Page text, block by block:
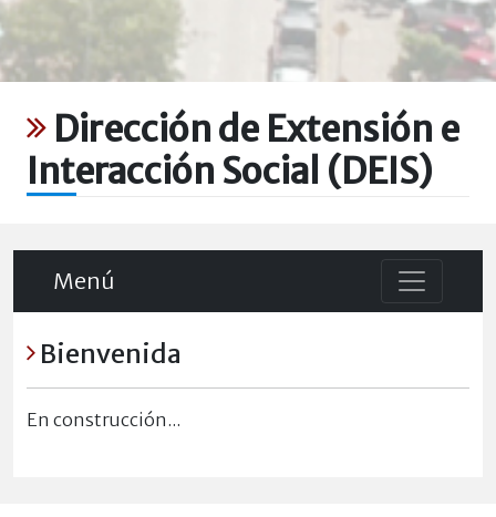
Dirección de Extensión e
Interacción Social (DEIS)
Menú
Bienvenida
En construcción...